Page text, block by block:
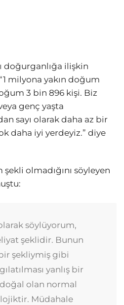
doğurganlığa ilişkin
milyona yakın doğum
3 bin 896 kişi. Biz
genç yaşta
sayı olarak daha az bir
daha iyi yerdeyiz.” diye
olmadığını söyleyen
söylüyorum,
şeklidir. Bunun
şekliymiş gibi
yanlış bir
olan normal
Müdahale